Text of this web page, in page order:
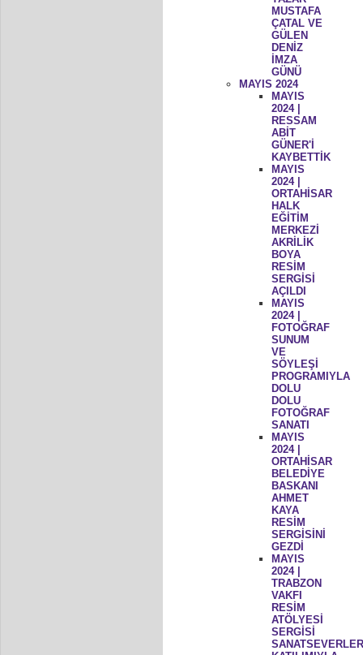
MUSTAFA
ÇATAL VE
GÜLEN
DENİZ
İMZA
GÜNÜ
MAYIS 2024
MAYIS
2024 |
RESSAM
ABİT
GÜNER'İ
KAYBETTİK
MAYIS
2024 |
ORTAHİSAR
HALK
EĞİTİM
MERKEZİ
AKRİLİK
BOYA
RESİM
SERGİSİ
AÇILDI
MAYIS
2024 |
FOTOĞRAF
SUNUM
VE
SÖYLEŞİ
PROGRAMIYLA
DOLU
DOLU
FOTOĞRAF
SANATI
MAYIS
2024 |
ORTAHİSAR
BELEDİYE
BASKANI
AHMET
KAYA
RESİM
SERGİSİNİ
GEZDİ
MAYIS
2024 |
TRABZON
VAKFI
RESİM
ATÖLYESİ
SERGİSİ